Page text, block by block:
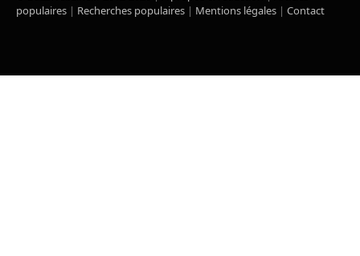
populaires | Recherches populaires | Mentions légales | Contact